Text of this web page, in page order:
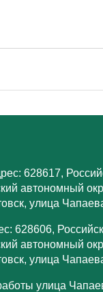
628617,
автономный
улица
628606,
автономный
улица
улица